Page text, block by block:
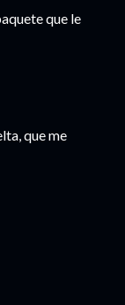
que le
que me